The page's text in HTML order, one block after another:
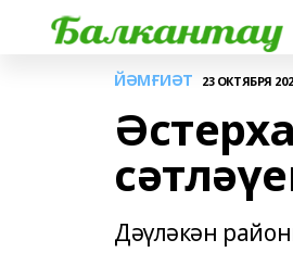
ЙӘМҒИӘТ 23 ОКТЯБРЯ
Дәүләкән